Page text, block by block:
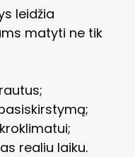
leidžia
matyti ne tik
realiu laiku.